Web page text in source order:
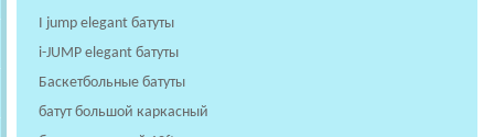
I jump elegant батуты
i-JUMP elegant батуты
Баскетбольные батуты
батут большой каркасный